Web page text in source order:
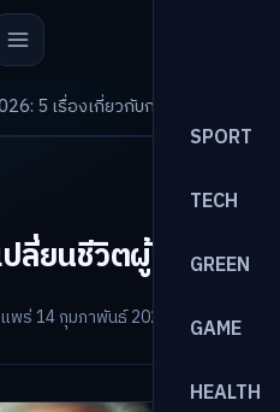
SPORT
TECH
GREEN
GAME
HEALTH
กี่ยวกับการแพทย์ที่ควรรู้
ปลี่ยนชีวิตผู้สูงอายุ
พร่ 14 กุมภาพันธ์ 2026 อ่าน 9 นาที